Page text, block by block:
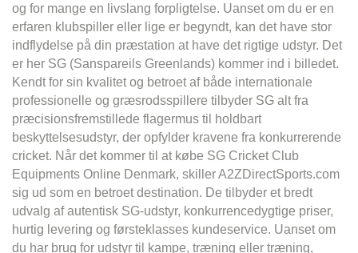
og for mange en livslang forpligtelse. Uanset om du er en
erfaren klubspiller eller lige er begyndt, kan det have stor
indflydelse på din præstation at have det rigtige udstyr. Det
er her SG (Sanspareils Greenlands) kommer ind i billedet.
Kendt for sin kvalitet og betroet af både internationale
professionelle og græsrodsspillere tilbyder SG alt fra
præcisionsfremstillede flagermus til holdbart
beskyttelsesudstyr, der opfylder kravene fra konkurrerende
cricket. Når det kommer til at købe SG Cricket Club
Equipments Online Denmark, skiller A2ZDirectSports.com
sig ud som en betroet destination. De tilbyder et bredt
udvalg af autentisk SG-udstyr, konkurrencedygtige priser,
hurtig levering og førsteklasses kundeservice. Uanset om
du har brug for udstyr til kampe, træning eller træning,